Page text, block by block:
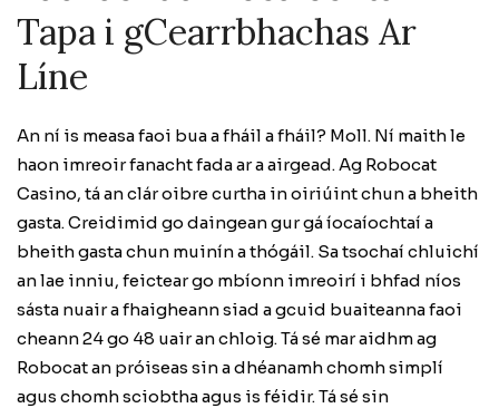
Tapa i gCearrbhachas Ar
Líne
An ní is measa faoi bua a fháil a fháil? Moll. Ní maith le
haon imreoir fanacht fada ar a airgead. Ag Robocat
Casino, tá an clár oibre curtha in oiriúint chun a bheith
gasta. Creidimid go daingean gur gá íocaíochtaí a
bheith gasta chun muinín a thógáil. Sa tsochaí chluichí
an lae inniu, feictear go mbíonn imreoirí i bhfad níos
sásta nuair a fhaigheann siad a gcuid buaiteanna faoi
cheann 24 go 48 uair an chloig. Tá sé mar aidhm ag
Robocat an próiseas sin a dhéanamh chomh simplí
agus chomh sciobtha agus is féidir. Tá sé sin